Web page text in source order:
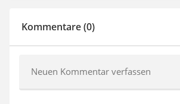
Kommentare (0)
Neuen Kommentar verfassen